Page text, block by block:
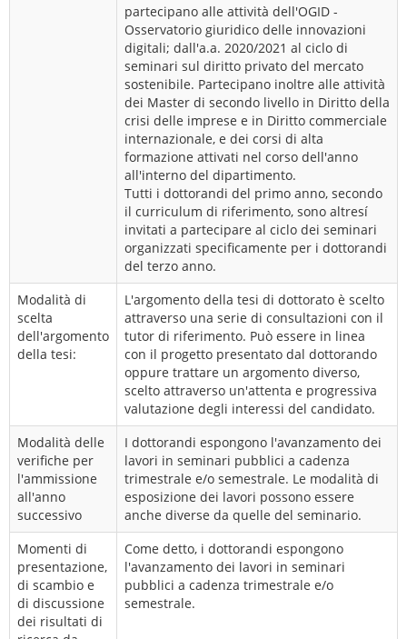
partecipano alle attività dell'OGID -
Osservatorio giuridico delle innovazioni
digitali; dall'a.a. 2020/2021 al ciclo di
seminari sul diritto privato del mercato
sostenibile. Partecipano inoltre alle attività
dei Master di secondo livello in Diritto della
crisi delle imprese e in Diritto commerciale
internazionale, e dei corsi di alta
formazione attivati nel corso dell'anno
all'interno del dipartimento.
Tutti i dottorandi del primo anno, secondo
il curriculum di riferimento, sono altresí
invitati a partecipare al ciclo dei seminari
organizzati specificamente per i dottorandi
del terzo anno.
Modalità di
scelta
dell'argomento
della tesi:
L'argomento della tesi di dottorato è scelto
attraverso una serie di consultazioni con il
tutor di riferimento. Può essere in linea
con il progetto presentato dal dottorando
oppure trattare un argomento diverso,
scelto attraverso un'attenta e progressiva
valutazione degli interessi del candidato.
Modalità delle
verifiche per
l'ammissione
all'anno
successivo
I dottorandi espongono l'avanzamento dei
lavori in seminari pubblici a cadenza
trimestrale e/o semestrale. Le modalità di
esposizione dei lavori possono essere
anche diverse da quelle del seminario.
Momenti di
presentazione,
di scambio e
di discussione
dei risultati di
Come detto, i dottorandi espongono
l'avanzamento dei lavori in seminari
pubblici a cadenza trimestrale e/o
semestrale.